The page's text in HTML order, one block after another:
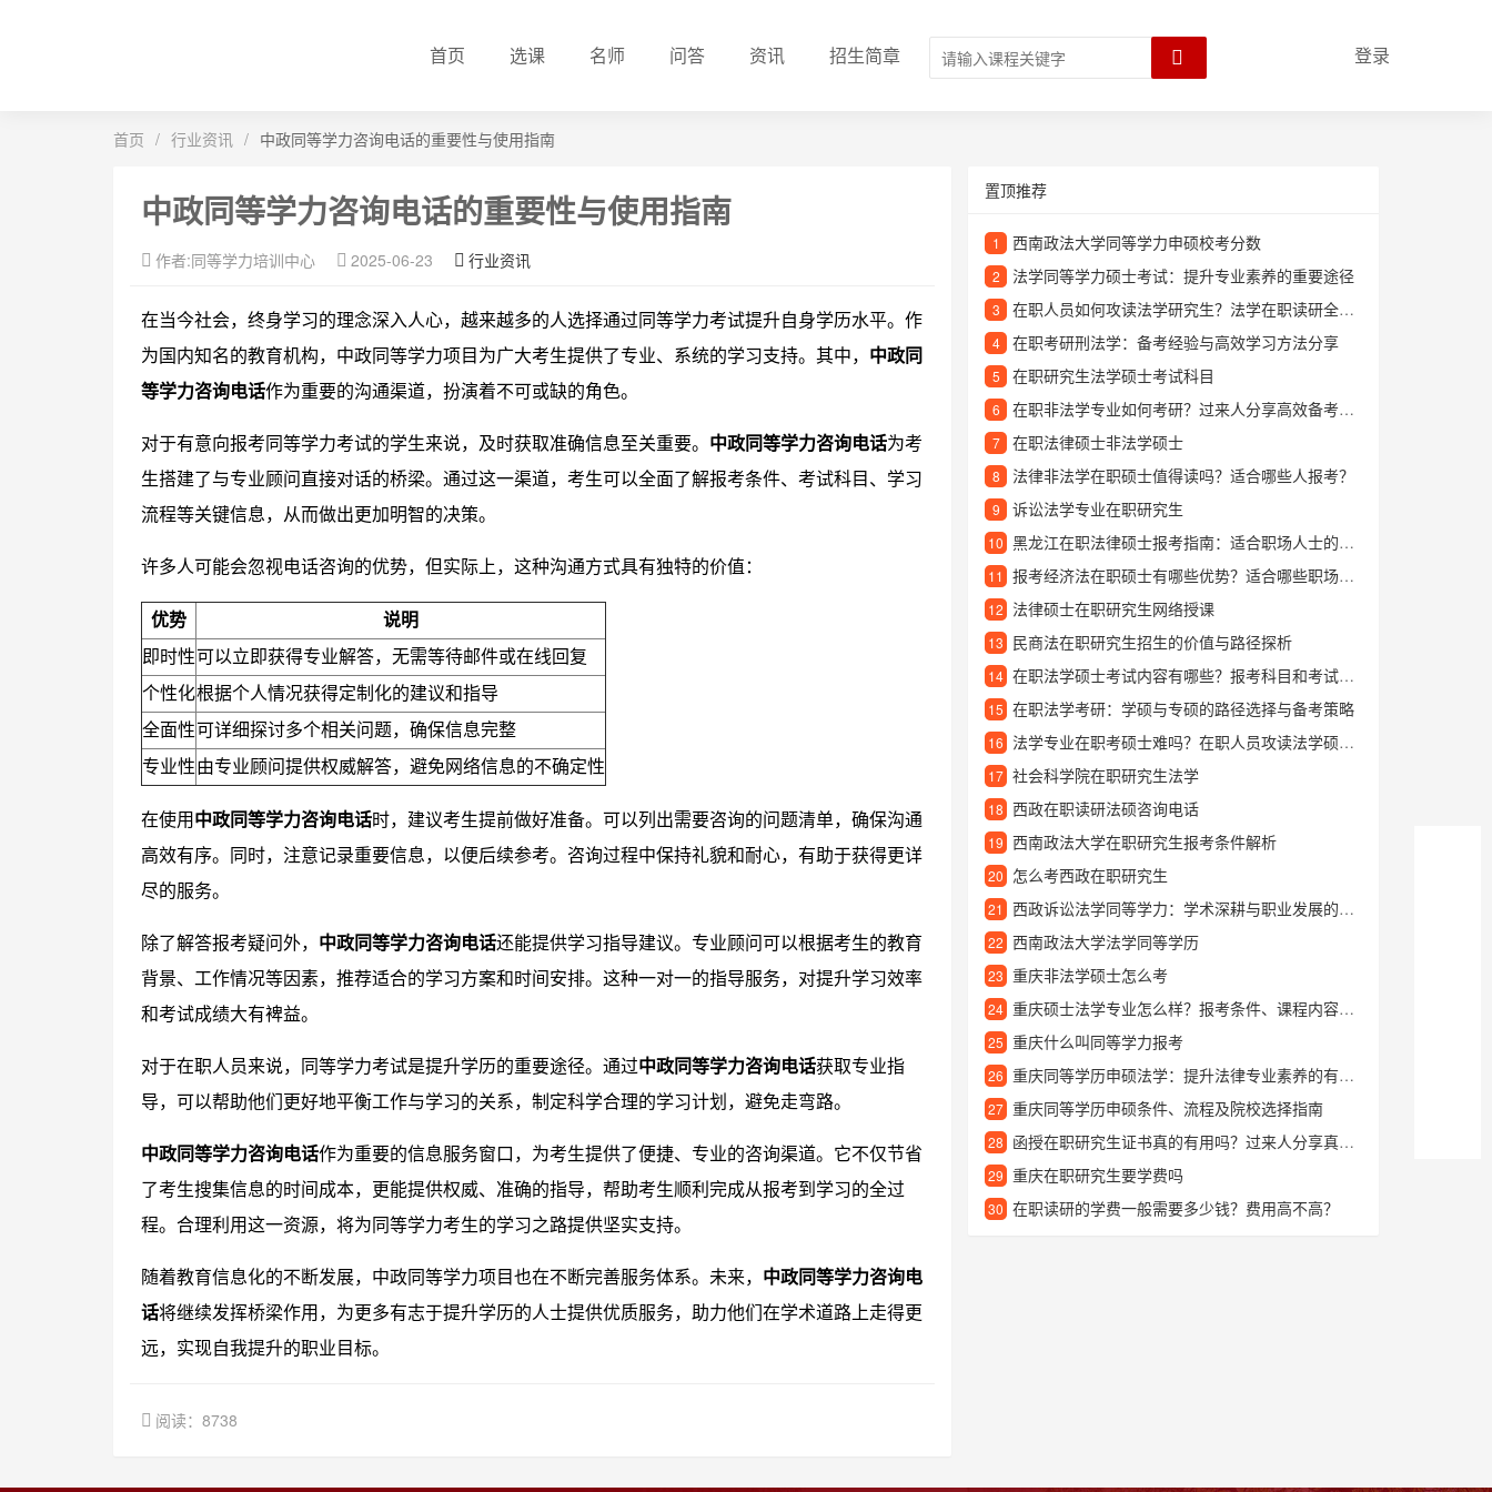
首页 选课 名师 问答 资讯 招生简章 登录
首页 / 行业资讯 / 中政同等学力咨询电话的重要性与使用指南
中政同等学力咨询电话的重要性与使用指南
作者:同等学力培训中心 2025-06-23 行业资讯
在当今社会，终身学习的理念深入人心，越来越多的人选择通过同等学力考试提升自身学历水平。作
为国内知名的教育机构，中政同等学力项目为广大考生提供了专业、系统的学习支持。其中， 中政同
等学力咨询电话作为重要的沟通渠道，扮演着不可或缺的角色。
对于有意向报考同等学力考试的学生来说，及时获取准确信息至关重要。 中政同等学力咨询电话为考
生搭建了与专业顾问直接对话的桥梁。通过这一渠道，考生可以全面了解报考条件、考试科目、学习
流程等关键信息，从而做出更加明智的决策。
许多人可能会忽视电话咨询的优势，但实际上，这种沟通方式具有独特的价值：
优势
说明
即时性可以立即获得专业解答，无需等待邮件或在线回复
个性化根据个人情况获得定制化的建议和指导
全面性可详细探讨多个相关问题，确保信息完整
专业性由专业顾问提供权威解答，避免网络信息的不确定性
在使用 中政同等学力咨询电话时，建议考生提前做好准备。可以列出需要咨询的问题清单，确保沟通
高效有序。同时，注意记录重要信息，以便后续参考。咨询过程中保持礼貌和耐心，有助于获得更详
尽的服务。
除了解答报考疑问外， 中政同等学力咨询电话还能提供学习指导建议。专业顾问可以根据考生的教育
背景、工作情况等因素，推荐适合的学习方案和时间安排。这种一对一的指导服务，对提升学习效率
和考试成绩大有裨益。
对于在职人员来说，同等学力考试是提升学历的重要途径。通过中政同等学力咨询电话获取专业指
导，可以帮助他们更好地平衡工作与学习的关系，制定科学合理的学习计划，避免走弯路。
中政同等学力咨询电话作为重要的信息服务窗口，为考生提供了便捷、专业的咨询渠道。它不仅节省
了考生搜集信息的时间成本，更能提供权威、准确的指导，帮助考生顺利完成从报考到学习的全过
程。合理利用这一资源，将为同等学力考生的学习之路提供坚实支持。
随着教育信息化的不断发展，中政同等学力项目也在不断完善服务体系。未来， 中政同等学力咨询电
话将继续发挥桥梁作用，为更多有志于提升学历的人士提供优质服务，助力他们在学术道路上走得更
远，实现自我提升的职业目标。
阅读：8738
置顶推荐
1 西南政法大学同等学力申硕校考分数
2 法学同等学力硕士考试：提升专业素养的重要途径
3 在职人员如何攻读法学研究生？法学在职读研全面解析
4 在职考研刑法学：备考经验与高效学习方法分享
5 在职研究生法学硕士考试科目
6 在职非法学专业如何考研？过来人分享高效备考经验
7 在职法律硕士非法学硕士
8 法律非法学在职硕士值得读吗？适合哪些人报考？
9 诉讼法学专业在职研究生
10 黑龙江在职法律硕士报考指南：适合职场人士的进修选择
11 报考经济法在职硕士有哪些优势？适合哪些职场人士提升自己
12 法律硕士在职研究生网络授课
13 民商法在职研究生招生的价值与路径探析
14 在职法学硕士考试内容有哪些？报考科目和考试范围详解
15 在职法学考研：学硕与专硕的路径选择与备考策略
16 法学专业在职考硕士难吗？在职人员攻读法学硕士的实用指南
17 社会科学院在职研究生法学
18 西政在职读研法硕咨询电话
19 西南政法大学在职研究生报考条件解析
20 怎么考西政在职研究生
21 西政诉讼法学同等学力：学术深耕与职业发展的桥梁
22 西南政法大学法学同等学历
23 重庆非法学硕士怎么考
24 重庆硕士法学专业怎么样？报考条件、课程内容及发展前景解析
25 重庆什么叫同等学力报考
26 重庆同等学历申硕法学：提升法律专业素养的有效途径
27 重庆同等学历申硕条件、流程及院校选择指南
28 函授在职研究生证书真的有用吗？过来人分享真实价值与学习体验
29 重庆在职研究生要学费吗
30 在职读研的学费一般需要多少钱？费用高不高？